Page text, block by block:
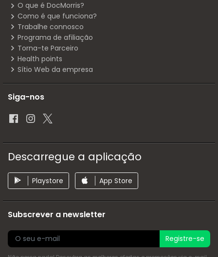
O que é DocMorris?
Como é que funciona?
Trabalhe connosco
Programa de afiliação
Torna-te Parceiro
Health points
Sítio Web da empresa
Siga-nos
Descarregue a aplicação
Playstore App Store
Subscrever a newsletter
Registre-se